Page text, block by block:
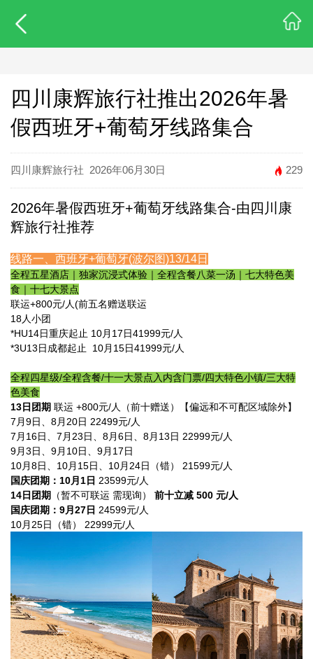
四川康辉旅行社推出2026年暑
假西班牙+葡萄牙线路集合
四川康辉旅行社 2026年06月30日 229
2026年暑假西班牙+葡萄牙线路集合-由四川康
辉旅行社推荐
线路一、西班牙+葡萄牙(波尔图)13/14日
全程五星酒店｜独家沉浸式体验｜全程含餐八菜一汤｜七大特色美
食｜十七大景点
联运+800元/人(前五名赠送联运
18人小团
*HU14日重庆起止 10月17日41999元/人
*3U13日成都起止 10月15日41999元/人
全程四星级/全程含餐/十一大景点入内含门票/四大特色小镇/三大特
色美食
13日团期 联运 +800元/人（前十赠送）【偏远和不可配区域除外】
7月9日、8月20日 22499元/人
7月16日、7月23日、8月6日、8月13日 22999元/人
9月3日、9月10日、9月17日
10月8日、10月15日、10月24日（错） 21599元/人
国庆团期：10月1日 23599元/人
14日团期 （暂不可联运 需现询） 前十立减 500 元/人
国庆团期：9月27日 24599元/人
10月25日（错） 22999元/人